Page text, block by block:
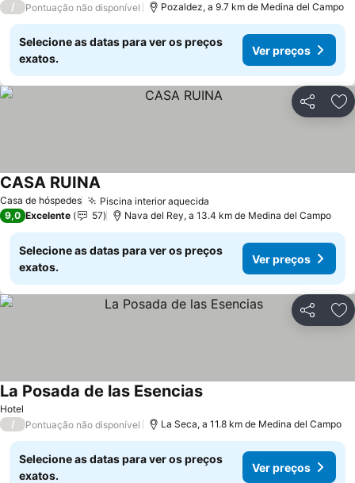
/ Pontuação não disponível Pozaldez, a 9.7 km de Medina del Campo
Selecione as datas para ver os preços
exatos.
Ver preços
Partilhar
Casa de hóspedes Piscina interior aquecida
CASA RUINAVer preços
9,0 Excelente 57 Nava del Rey, a 13.4 km de Medina del Campo
Selecione as datas para ver os preços
exatos.
Ver preços
Partilhar
Hotel
La Posada de las EsenciasVer preços
/ Pontuação não disponível La Seca, a 11.8 km de Medina del Campo
Selecione as datas para ver os preços
exatos.
Ver preços